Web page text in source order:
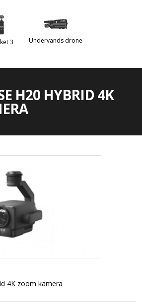
3 Undervands drone
H20 HYBRID 4K
4K zoom kamera